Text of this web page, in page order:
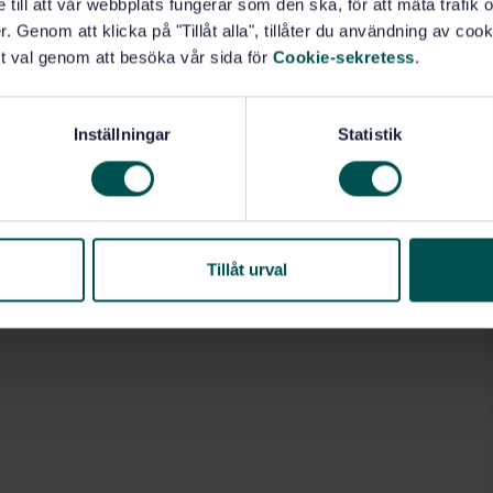
till att vår webbplats fungerar som den ska, för att mäta trafik
Genom att klicka på "Tillåt alla", tillåter du användning av
val genom att besöka vår sida för Cookie-sekretess.
Inställningar Statistik
Tillåt urval
analys (71.040.40)